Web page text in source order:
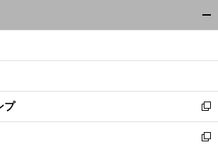
ィ
ン
ウ
開
く
プ
新
し
い
新